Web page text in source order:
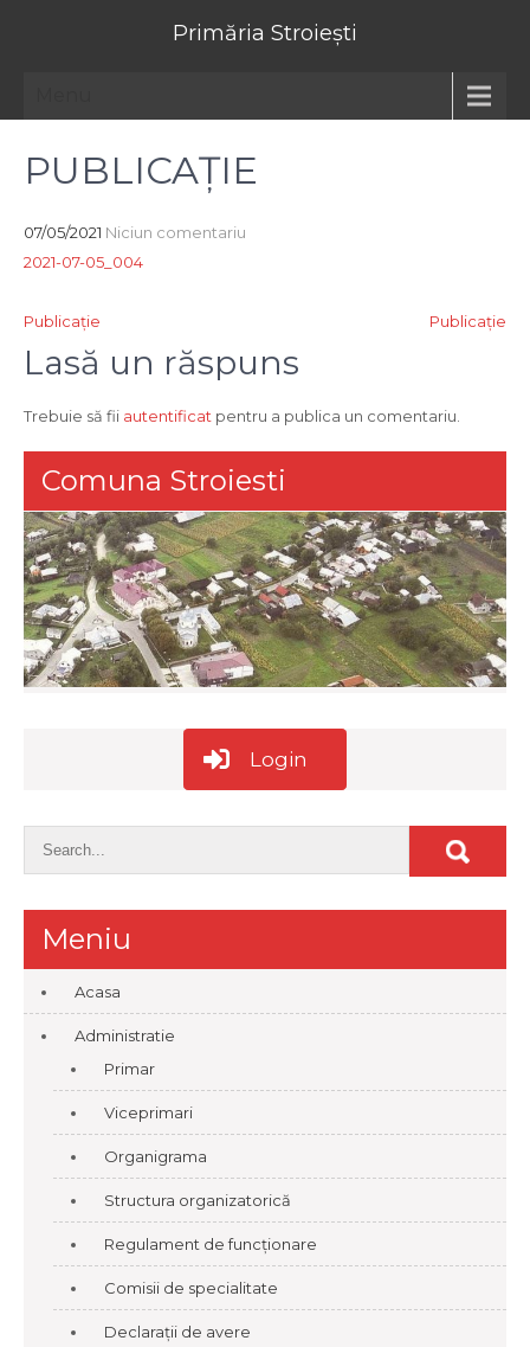
Primăria Stroiești
PUBLICAȚIE
07/05/2021 Niciun comentariu
2021-07-05_004
Navigare
în
Publicație Publicație
Lasă un răspuns
Trebuie să fii autentificat pentru a publica un comentariu.
Comuna Stroiesti
Login
Meniu
Acasa
Administratie
Primar
Viceprimari
Organigrama
Structura organizatorică
Regulament de funcționare
Comisii de specialitate
Declarații de avere